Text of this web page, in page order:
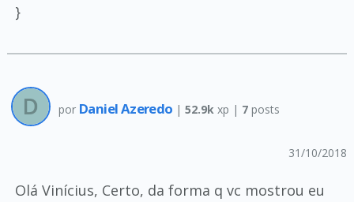
}
por Daniel Azeredo | 52.9k xp | 7posts
31/10/2018
Olá Vinícius, Certo, da forma q vc mostrou eu